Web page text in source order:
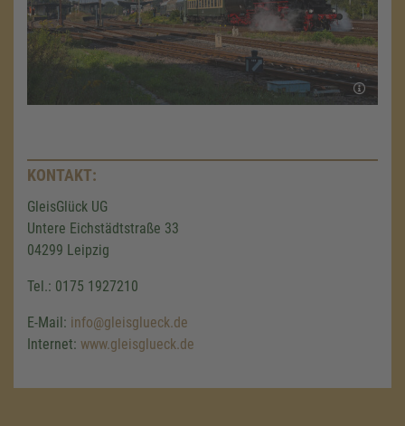
KONTAKT:
GleisGlück UG
Untere Eichstädtstraße 33
04299 Leipzig
Tel.: 0175 1927210
E-Mail: info@gleisglueck.de
Internet: www.gleisglueck.de